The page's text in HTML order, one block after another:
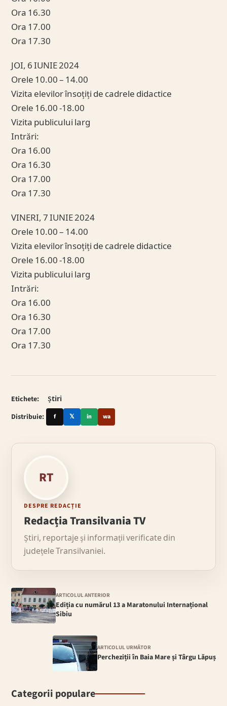
Ora 16.30
Ora 17.00
Ora 17.30
JOI, 6 IUNIE 2024
Orele 10.00 – 14.00
Vizita elevilor însoțiți de cadrele didactice
Orele 16.00 -18.00
Vizita publicului larg
Intrări:
Ora 16.00
Ora 16.30
Ora 17.00
Ora 17.30
VINERI, 7 IUNIE 2024
Orele 10.00 – 14.00
Vizita elevilor însoțiți de cadrele didactice
Orele 16.00 -18.00
Vizita publicului larg
Intrări:
Ora 16.00
Ora 16.30
Ora 17.00
Ora 17.30
Etichete:
Știri
Distribuie:
f 𝕏 in wa
RT
DESPRE REDACȚIE
Redacția Transilvania TV
Știri, reportaje și informații verificate din
județele Transilvaniei.
ARTICOLUL ANTERIOR
Ediția cu numărul 13 a Maratonului Internațional
Sibiu
ARTICOLUL URMĂTOR
Percheziții în Baia Mare și Târgu Lăpuș
Categorii populare